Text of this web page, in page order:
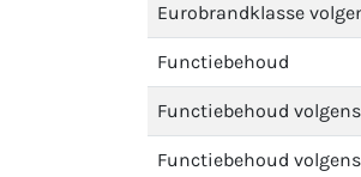
Eurobrandklasse
Functiebehoud
Functiebehoud
Functiebehoud volgens